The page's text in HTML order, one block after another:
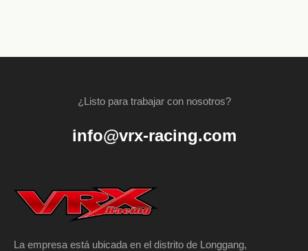
¿Listo para trabajar con nosotros?
info@vrx-racing.com
La empresa está ubicada en el distrito de Longgang,